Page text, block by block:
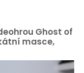
Ghost of
masce,